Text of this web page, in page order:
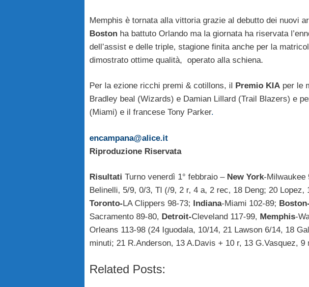
Memphis è tornata alla vittoria grazie al debutto dei nuovi
Boston ha battuto Orlando ma la giornata ha riservata
dell’assist e delle triple, stagione finita anche per la
dimostrato ottime qualità, operato alla schiena.
Per la ezione ricchi premi & cotillons, il Premio KIA per le
Bradley beal (Wizards) e Damian Lillard (Trail Blazers) e
(Miami) e il francese Tony Parker.
encampana@alice.it
Riproduzione Riservata
Risultati Turno venerdì 1° febbraio – New York-Milwaukee
Belinelli, 5/9, 0/3, Tl (/9, 2 r, 4 a, 2 rec, 18 Deng; 20
Toronto- LA Clippers 98-73; Indiana-Miami 102-89; Boston-
Sacramento 89-80, Detroit-Cleveland 117-99, Memphis-
Orleans 113-98 (24 Iguodala, 10/14, 21 Lawson 6/14, 18
minuti; 21 R.Anderson, 13 A.Davis + 10 r, 13 G.Vasquez, 9
Related Posts: